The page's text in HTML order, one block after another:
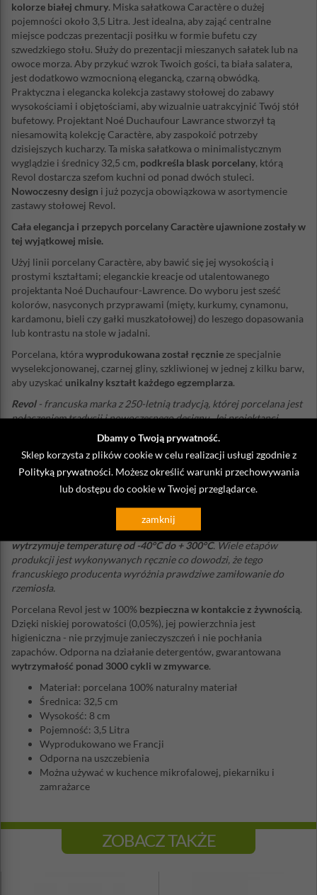
Dbamy o Twoją prywatność.
Sklep korzysta z plików cookie w celu realizacji usługi zgodnie z
Polityką prywatności . Możesz określić warunki przechowywania
lub dostępu do cookie w Twojej przeglądarce.
zamknij
kolorze białej chmury. Miska sałatkowa Caractère o dużej
pojemności około 3,5 Litra. Jest idealna, aby zająć centralne
miejsce podczas prezentacji posiłku w formie bufetu czy
szwedzkiego stołu. Służy do prezentacji mieszanych sałatek lub na
owoce morza. Aby przykuć wzrok Twoich gości, ta biała salatera,
jest dodatkowo wzmocnioną elegancką, czarną obwódką.
Praktyczna i elegancka kolekcja zastawy stołowej do zabawy
wysokościami i objętościami, aby wizualnie uatrakcyjnić Twój stół
bufetowy. Projektant Noé Duchaufour Lawrance stworzył tą
niesamowitą kolekcję Caractère, aby zaspokoić potrzeby
dzisiejszych kucharzy. Ta miska sałatkowa o minimalistycznym
wyglądzie i średnicy 32,5 cm, podkreśla blask porcelany, którą
Revol dostarcza szefom kuchni od ponad dwóch stuleci.
Nowoczesny design i już pozycja obowiązkowa w asortymencie
zastawy stołowej Revol.
Cała elegancja i przepych porcelany Caractère ujawnione zostały w
tej wyjątkowej misie.
Użyj linii porcelany Caractère, aby bawić się jej wysokością i
prostymi kształtami; eleganckie kreacje od utalentowanego
projektanta Noé Duchaufour-Lawrence. Do wyboru jest sześć
kolorów, nasyconych przyprawami (mięty, kurkumy, cynamonu,
kardamonu, bieli czy gałki muszkatołowej) do leszego dopasowania
lub kontrastu na stole w jadalni.
Porcelana, która wyprodukowana został ręcznie ze specjalnie
wyselekcjonowanej, czarnej gliny, szkliwionej w jednej z kilku barw,
aby uzyskać unikalny kształt każdego egzemplarza.
Revol- francuska marka z 250-letnią tradycją, której porcelana jest
połączeniem tradycji i nowoczesnego designu. Jej projektanci
tworzą piękne, praktyczne, innowacyjne, a przede wszystkim
ponadczasowe projekty zastawy stołowej z porcelany, opierając się
krótkotrwałym trendom w modzie. Revol od pokoleń produkuje
najwyższej jakości porcelanę o wyjątkowym, opracowanym przez
siebie składzie.Wysoka zawartość kaolinu wpływa na jej twardość,
. Stołową zastawę porcelanową Revol bezpiecznie
można używać do gotowania, pieczenia, a nawet zamrażania -
wytrzymuje temperaturę od -40°C do + 300°C. Wiele etapów
produkcji jest wykonywanych ręcznie co dowodzi, że tego
francuskiego producenta wyróżnia prawdziwe zamiłowanie do
rzemiosła.
Porcelana Revol jest w 100% bezpieczna w kontakcie z żywnością.
Dzięki niskiej porowatości (0,05%), jej powierzchnia jest
higieniczna - nie przyjmuje zanieczyszczeń i nie pochłania
zapachów. Odporna na działanie detergentów, gwarantowana
wytrzymałość ponad 3000 cykli w zmywarce.
Materiał: porcelana 100% naturalny materiał
Średnica: 32,5 cm
Wysokość: 8 cm
Pojemność: 3,5 Litra
Wyprodukowano we Francji
Odporna na uszczebienia
Można używać w kuchence mikrofalowej, piekarniku i
zamrażarce
ZOBACZ TAKŻE